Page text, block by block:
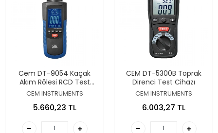
Cem DT-9054 Kaçak
Akım Rölesi RCD Test
Cihazı
CEM INSTRUMENTS
5.660,23 TL
CEM DT-5300B Toprak
Direnci Test Cihazı
CEM INSTRUMENTS
6.003,27 TL